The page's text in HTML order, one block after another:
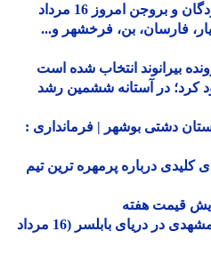
جدول قطعی برق شهرکرد، لردگان و بروجن امروز 16 مرداد
فارسان، بن، فرخشهر و...
بیرانوند انتخاب شده است
صعود کرد؛ در آستانه ششمین رشد
دشتی بوشهر | فرمانداری :
درباره پرمهره ترین تیم
قیمت هفته
غرق شدن کودک هشت ساله مشهدی در دریای بابلسر (16 مرداد